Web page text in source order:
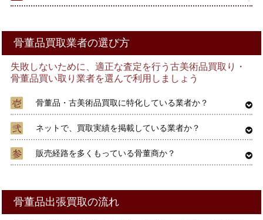
骨董品買取業者の選び方
失敗しないために、適正な査定を行う古美術品買取り・
骨董品買い取り業者を選んで利用しましょう
骨董品・古美術品買取に特化している業者か？
ネットで、買取実績を掲載している業者か？
販売経路を多くもっている骨董商か？
骨董品出張買取の流れ